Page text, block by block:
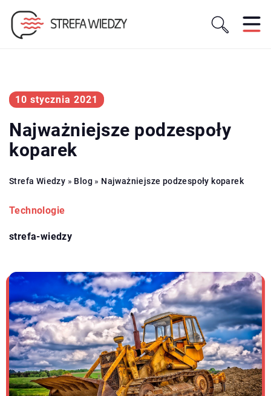
10 stycznia 2021
Najważniejsze podzespoły
koparek
Strefa Wiedzy » Blog » Najważniejsze podzespoły koparek
Technologie
strefa-wiedzy